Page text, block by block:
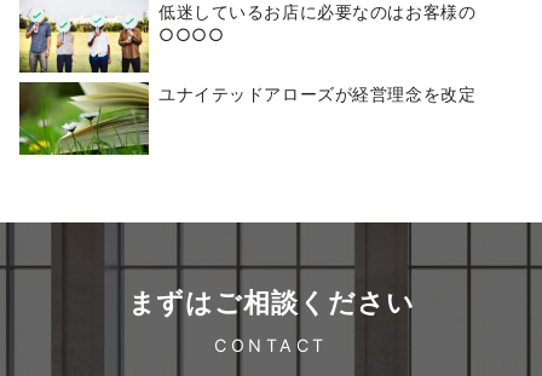
低迷しているお店に必要なのはお客様の
○○○○
ユナイテッドアローズが経営理念を改定
まずはご相談ください
CONTACT